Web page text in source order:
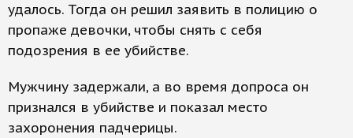
удалось. Тогда он решил заявить в полицию о
пропаже девочки, чтобы снять с себя
подозрения в ее убийстве.
Мужчину задержали, а во время допроса он
признался в убийстве и показал место
захоронения падчерицы.